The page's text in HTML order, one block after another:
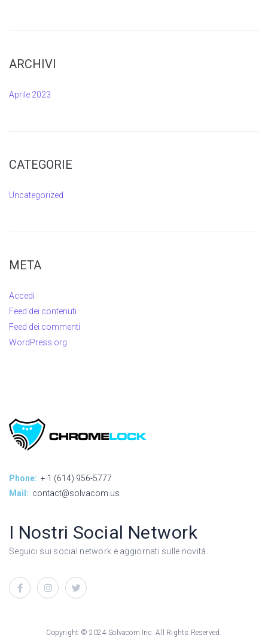
ARCHIVI
Aprile 2023
CATEGORIE
Uncategorized
META
Accedi
Feed dei contenuti
Feed dei commenti
WordPress.org
Phone: + 1 (614) 956-5777
Mail: contact@solvacom.us
I Nostri Social Network
Seguici sui social network e aggiornati sulle novità.
Copyright © 2024 Solvacom Inc. All Rights Reserved.